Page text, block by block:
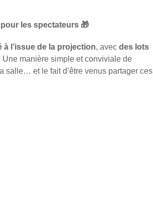
les spectateurs 🎁
l’issue de la projection, avec des lots
Une manière simple et conviviale de
salle… et le fait d’être venus partager ces